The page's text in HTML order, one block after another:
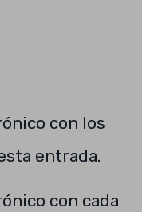
con los
entrada.
con cada